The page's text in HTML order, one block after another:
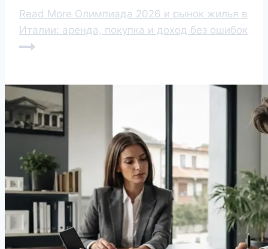
Read More Олимпиада 2026 и рынок жилья в
Италии: аренда, покупка и доход без ошибок